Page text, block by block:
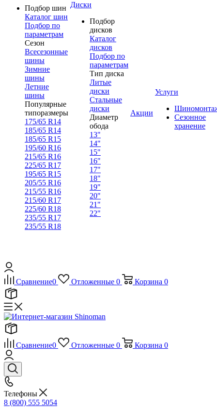
Подбор шин
Каталог шин
Подбор по
параметрам
Сезон
Всесезонные
шины
Зимние
шины
Летние
шины
Популярные
типоразмеры
175/65 R14
185/65 R14
185/65 R15
195/60 R16
215/65 R16
225/65 R17
195/65 R15
205/55 R16
215/55 R16
215/60 R17
225/60 R18
235/55 R17
235/55 R18
Диски
Подбор
дисков
Каталог
дисков
Подбор по
параметрам
Тип диска
Литые
диски
Стальные
диски
Диаметр
обода
13"
14"
15"
16"
17"
18"
19"
20"
21"
22"
Акции
Услуги
Сезонное
хранение
Сравнение0 Отложенные 0 Корзина 0
Сравнение0 Отложенные 0 Корзина 0
Телефоны
8 (800) 555 5054